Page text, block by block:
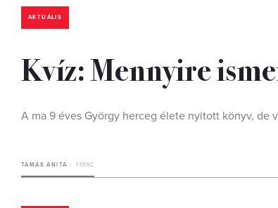
AKTUÁLIS
Kvíz: Mennyire
A ma 9 éves György herceg élete nyitott könyv, de
TAMÁS ANITA 1 PERC